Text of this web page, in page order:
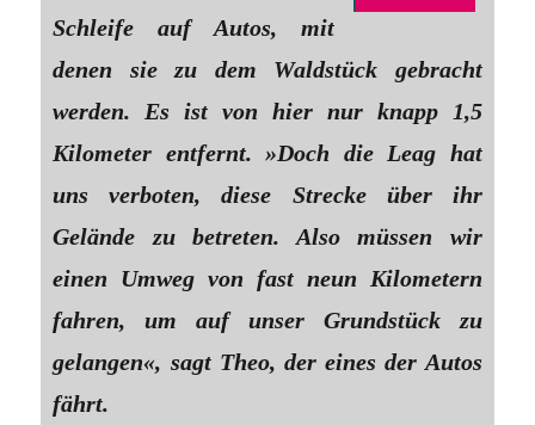
Schleife auf Autos, mit
denen sie zu dem Waldstück gebracht
werden. Es ist von hier nur knapp 1,5
Kilometer entfernt. »Doch die Leag hat
uns verboten, diese Strecke über ihr
Gelände zu betreten. Also müssen wir
einen Umweg von fast neun Kilometern
fahren, um auf unser Grundstück zu
gelangen«, sagt Theo, der eines der Autos
fährt.